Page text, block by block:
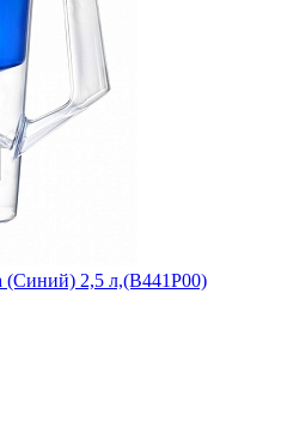
(Синий) 2,5 л,(В441Р00)